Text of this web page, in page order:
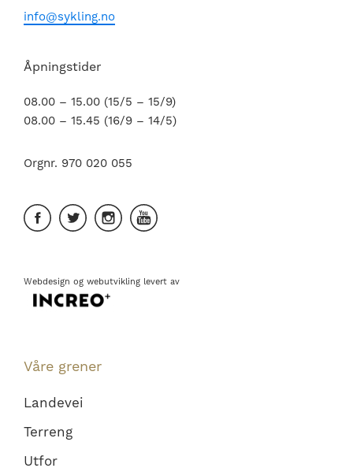
info@sykling.no
Åpningstider
08.00 – 15.00 (15/5 – 15/9)
08.00 – 15.45 (16/9 – 14/5)
Orgnr. 970 020 055
Webdesign og webutvikling levert av
Våre grener
Landevei
Terreng
Utfor